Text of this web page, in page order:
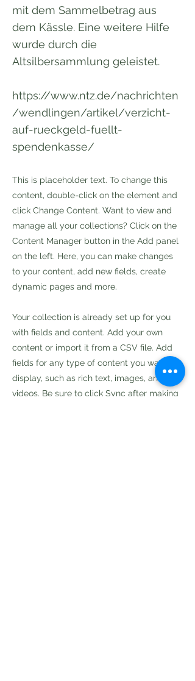
mit dem Sammelbetrag aus
dem Kässle. Eine weitere Hilfe
wurde durch die
Altsilbersammlung geleistet.
https://www.ntz.de/nachrichten
/wendlingen/artikel/verzicht-
auf-rueckgeld-fuellt-
spendenkasse/
This is placeholder text. To change this
content, double-click on the element and
click Change Content. Want to view and
manage all your collections? Click on the
Content Manager button in the Add panel
on the left. Here, you can make changes
to your content, add new fields, create
dynamic pages and more.
Your collection is already set up for you
with fields and content. Add your own
content or import it from a CSV file. Add
fields for any type of content you want to
display, such as rich text, images, and
videos. Be sure to click Sync after making